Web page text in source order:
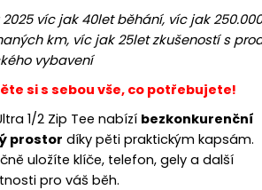
2025 víc jak 40let běhání, víc jak 250.000
km, víc jak 25let zkušeností s
vybavení
si s sebou vše, co potřebujete!
1/2 Zip Tee nabízí bezkonkurenční
prostor díky pěti praktickým kapsám.
uložíte klíče, telefon, gely a další
pro váš běh.
HISPALIS LADY